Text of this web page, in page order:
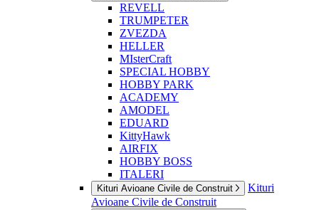
REVELL
TRUMPETER
ZVEZDA
HELLER
MIsterCraft
SPECIAL HOBBY
HOBBY PARK
ACADEMY
AMODEL
EDUARD
KittyHawk
AIRFIX
HOBBY BOSS
ITALERI
Kituri Avioane Civile de Construit
Kituri
Avioane Civile de Construit